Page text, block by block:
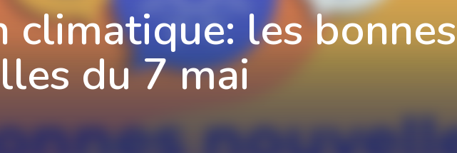
Ici au Québec. Abonnez-vous à
prometteuses et des gestes
Découvrez notre
infolettre!
climatique: les bonnes
du 7 mai